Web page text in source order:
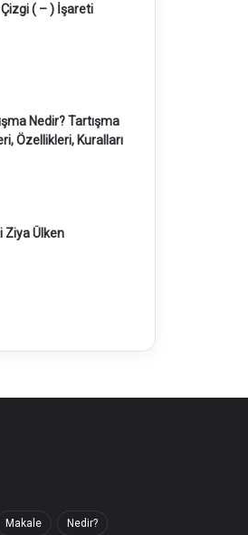
Çizgi ( – ) İşareti
Nedir? Tartışma
Özellikleri, Kuralları
Ziya Ülken
Makale Nedir?